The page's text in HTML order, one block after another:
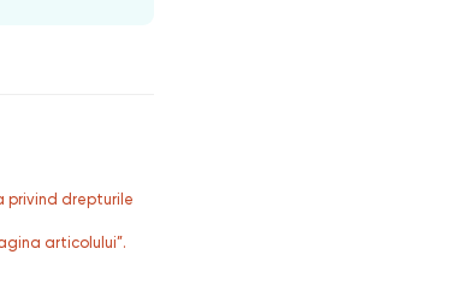
privind drepturile
articolului”.